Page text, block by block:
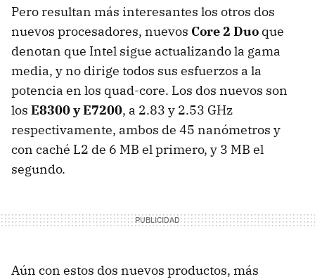
Pero resultan más interesantes los otros dos
nuevos procesadores, nuevos Core 2 Duo que
denotan que Intel sigue actualizando la gama
media, y no dirige todos sus esfuerzos a la
potencia en los quad-core. Los dos nuevos son
los E8300 y E7200, a 2.83 y 2.53 GHz
respectivamente, ambos de 45 nanómetros y
con caché L2 de 6 MB el primero, y 3 MB el
segundo.
Aún con estos dos nuevos productos, más